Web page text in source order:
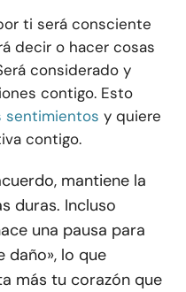
ti será consciente
decir o hacer cosas
considerado y
contigo. Esto
sentimientos y quiere
contigo.
mantiene la
duras. Incluso
una pausa para
daño», lo que
más tu corazón que